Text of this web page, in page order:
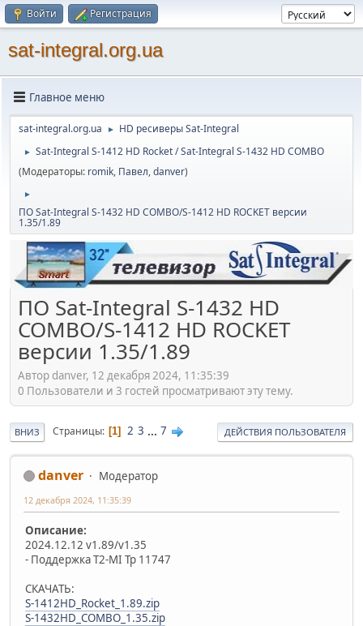
Войти Регистрация
sat-integral.org.ua
Главное меню
sat-integral.org.ua ► HD ресиверы Sat-Integral
►
Sat-Integral S-1412 HD Rocket / Sat-Integral S-1432 HD COMBO
(Модераторы: romik, Павел,danver)
►
ПО Sat-Integral S-1432 HD COMBO/S-1412 HD ROCKET версии
1.35/1.89
ПО Sat-Integral S-1432 HD
COMBO/S-1412 HD ROCKET
версии 1.35/1.89
Автор danver, 12 декабря 2024, 11:35:39
0 Пользователи и 3 гостей просматривают эту тему.
ВНИЗ Страницы 1 2 3 ... 7 ДЕЙСТВИЯ ПОЛЬЗОВАТЕЛЯ
danver Модератор
12 декабря 2024, 11:35:39
Описание:
2024.12.12 v1.89/v1.35
- Поддержка T2-MI Tp 11747
СКАЧАТЬ:
S-1412HD_Rocket_1.89.zip
S-1432HD_COMBO_1.35.zip